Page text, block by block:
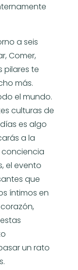
a seis
Comer,
pilares te
más.
el mundo.
culturas de
es algo
a la
el evento
que
íntimos en
un rato